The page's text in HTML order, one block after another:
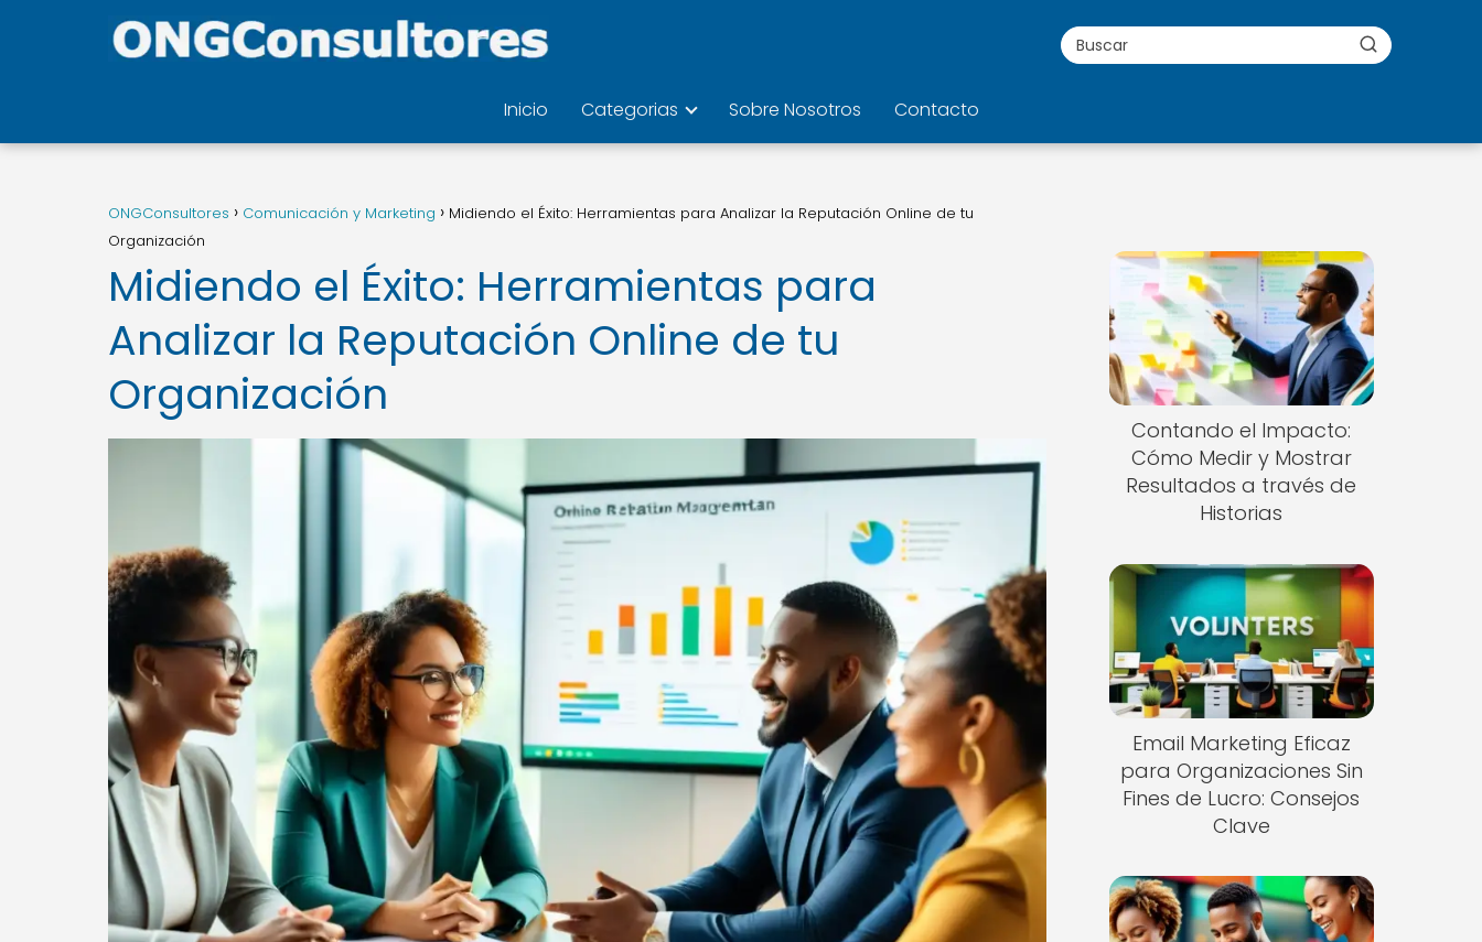
Inicio Categorias Sobre Nosotros Contacto
ONGConsultores Comunicación y Marketing
Midiendo el Éxito: Herramientas para Analizar la Reputación Online de tu
Organización
Midiendo el Éxito: Herramientas para
Analizar la Reputación Online de tu
Organización
Contando el Impacto:
Cómo Medir y Mostrar
Resultados a través de
Historias
Email Marketing Eficaz
para Organizaciones Sin
Fines de Lucro: Consejos
Clave